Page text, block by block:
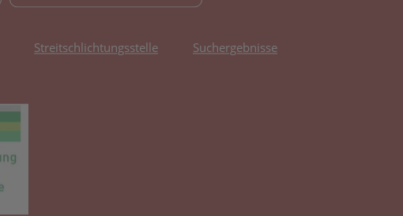
Streitschlichtungsstelle Suchergebnisse